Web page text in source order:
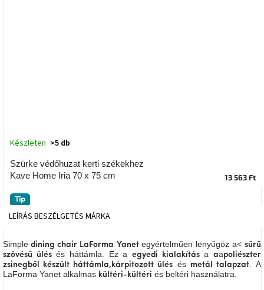
tér
tavaszi
Tavasz
A
tűz
Szürke védőhuzat kerti székekhez
Kave Home Iria 70 x 75 cm
Készleten >5 db
13 563 Ft
Tip
LEÍRÁS BESZÉLGETÉS MÁRKA
Simple diningchair LaForma Yanet egyértelműen lenyűgöz a< sűrű
szövésű ülés és háttámla. Ez a egyedi kialakítás a aapoliészter
zsinegből készült háttámla,kárpitozott ülés és metál talapzat. A
LaForma Yanet alkalmas kültéri-kültéri és beltéri használatra.